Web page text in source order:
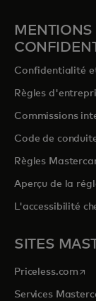
MENTIONS
Confidentialité
Règles
Commissions
Code de
Règles
Aperçu de la
L'accessibilité
SITES
Priceless.com
Services